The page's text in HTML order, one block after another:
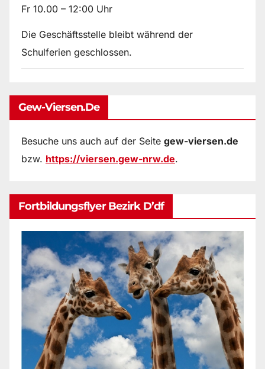
Fr 10.00 – 12:00 Uhr
Die Geschäftsstelle bleibt während der
Schulferien geschlossen.
Gew-Viersen.de
Besuche uns auch auf der Seite gew-viersen.de
bzw. https://viersen.gew-nrw.de.
Fortbildungsflyer Bezirk D’df